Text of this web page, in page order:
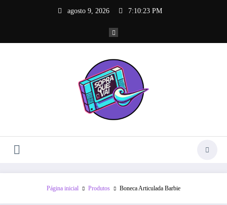
agosto 9, 2026 7:10:23 PM
Página inicial Produtos Boneca Articulada Barbie